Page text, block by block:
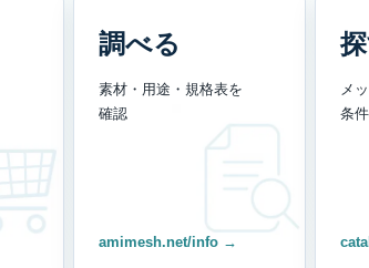
調べる
素材・用途・規格表を
確認
amimesh.net/info →
メ
条